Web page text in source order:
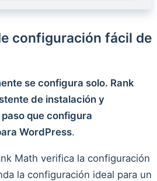
configuración fácil de
se configura solo. Rank
de instalación y
que configura
WordPress.
Math verifica la configuración
la configuración ideal para un